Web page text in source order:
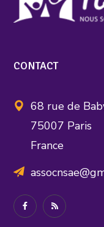
CONTACT
68 rue de
75007 Paris
France